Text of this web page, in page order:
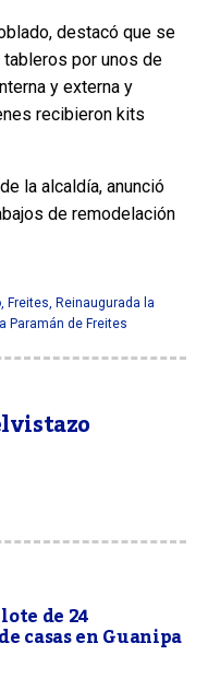
destacó que se
por unos de
y externa y
recibieron kits
la alcaldía, anunció
de remodelación
, Freites, Reinaugurada la
Paramán de Freites
de 24
casas en Guanipa